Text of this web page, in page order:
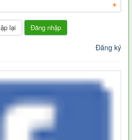
Đăng nhập
Đăng ký